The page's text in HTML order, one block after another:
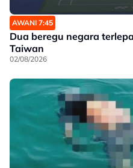
AWANI 7:45
Dua beregu negara
Taiwan
02/08/2026